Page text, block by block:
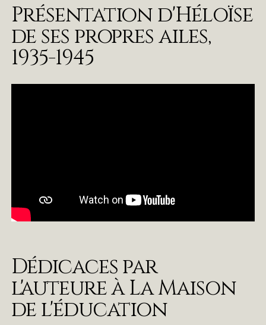
Présentation d'Héloïse
de ses propres ailes,
1935-1945
Dédicaces par
l'auteure à La Maison
de l'éducation